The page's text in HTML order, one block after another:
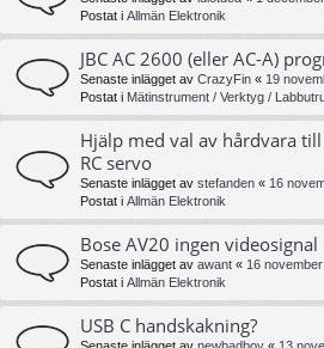
Postat i Allmän Elektronik
JBC AC 2600 (eller AC-A)
Senaste inlägget av CrazyFin « 19
Postat i Mätinstrument / Verktyg /
Hjälp med val av hårdvara
RC servo
Senaste inlägget av stefanden « 16
Postat i Allmän Elektronik
Bose AV20 ingen videosignal
Senaste inlägget av awant « 16
Postat i Allmän Elektronik
USB C handskakning?